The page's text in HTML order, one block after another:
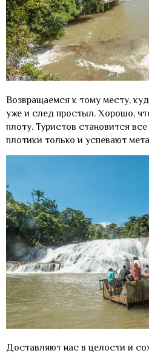
Возвращаемся к тому месту,
уже и след простыл. Хорошо,
плоту. Туристов становится
плотики только и успевают
Доставляют нас в целости и